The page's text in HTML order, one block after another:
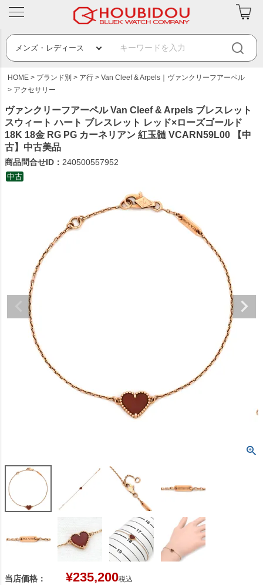
HOME ブランド別 ア行
Van Cleef & Arpels｜ヴァンクリーフアーペル
アクセサリー
ヴァンクリーフアーペル Van Cleef & Arpels ブレスレット
スウィート ハート ブレスレット レッド×ローズゴールド
18K 18金 RG PG カーネリアン 紅玉髄 VCARN59L00 【中
古】中古美品
商品問合せID： 240500557952
中古
当店価格： ¥235,200税込